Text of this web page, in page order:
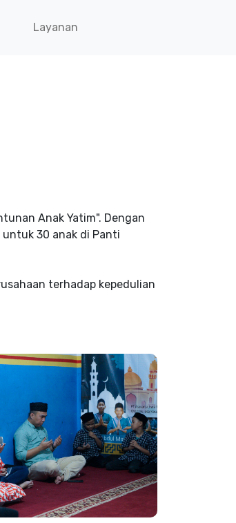
Layanan
Anak Yatim". Dengan
30 anak di Panti
terhadap kepedulian